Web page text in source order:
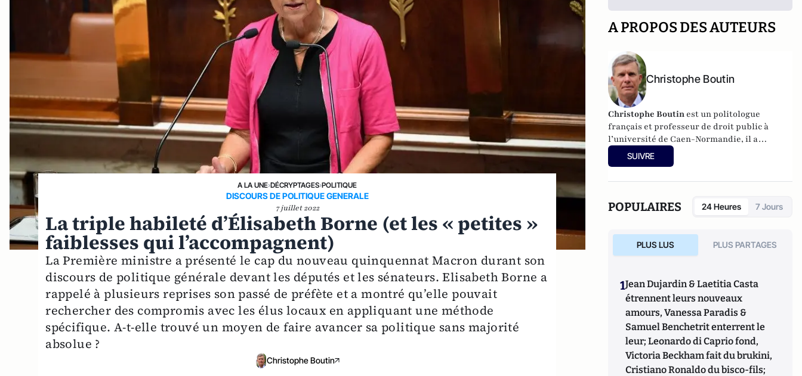
A LA UNE›DÉCRYPTAGES›POLITIQUE
DISCOURS DE POLITIQUE GENERALE
7 juillet 2022
La triple habileté d’Élisabeth Borne (et les « petites »
faiblesses qui l’accompagnent)
La Première ministre a présenté le cap du nouveau quinquennat Macron durant son
discours de politique générale devant les députés et les sénateurs. Elisabeth Borne a
rappelé à plusieurs reprises son passé de préfète et a montré qu’elle pouvait
rechercher des compromis avec les élus locaux en appliquant une méthode
spécifique. A-t-elle trouvé un moyen de faire avancer sa politique sans majorité
absolue ?
Christophe Boutin
A PROPOS DES AUTEURS
Christophe Boutin
Christophe Boutin est un politologue
français et professeur de droit public à
l’université de Caen-Normandie, il a
notamment publié
XXe siècle(Flammarion 2009) et co-
populismes(Cerf 2019) etLe dictionnaire du
progressisme(Seuil 2022). Christophe
Neuf.
SUIVRE
POPULAIRES 24 Heures 7 Jours
PLUS LUS PLUS PARTAGES
1Jean Dujardin & Laetitia Casta
étrennent leurs nouveaux
amours, Vanessa Paradis &
Samuel Benchetrit enterrent le
leur; Leonardo di Caprio fond,
Victoria Beckham fait du brukini,
Cristiano Ronaldo du bisco-fils;